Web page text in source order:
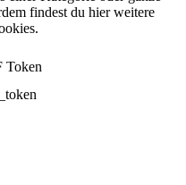
findest du hier weitere
Token